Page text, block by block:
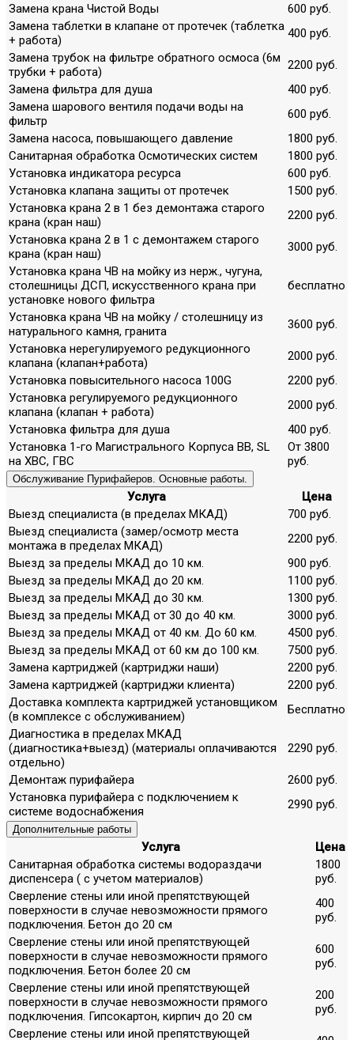
Замена крана Чистой Воды
600 руб.
Замена таблетки в клапане от протечек (таблетка
+ работа)
400 руб.
Замена трубок на фильтре обратного осмоса (6м
трубки + работа)
2200 руб.
Замена фильтра для душа
400 руб.
Замена шарового вентиля подачи воды на
фильтр
600 руб.
Замена насоса, повышающего давление
1800 руб.
Санитарная обработка Осмотических систем
1800 руб.
Установка индикатора ресурса
600 руб.
Установка клапана защиты от протечек
1500 руб.
Установка крана 2 в 1 без демонтажа старого
крана (кран наш)
2200 руб.
Установка крана 2 в 1 с демонтажем старого
крана (кран наш)
3000 руб.
Установка крана ЧВ на мойку из нерж., чугуна,
столешницы ДСП, искусственного крана при
установке нового фильтра
бесплатно
Установка крана ЧВ на мойку / столешницу из
натурального камня, гранита
3600 руб.
Установка нерегулируемого редукционного
клапана (клапан+работа)
2000 руб.
Установка повысительного насоса 100G
2200 руб.
Установка регулируемого редукционного
клапана (клапан + работа)
2000 руб.
Установка фильтра для душа
400 руб.
Установка 1-го Магистрального Корпуса ВВ, SL
на ХВС, ГВС
От 3800
руб.
Обслуживание Пурифайеров. Основные работы.
Услуга
Цена
Выезд специалиста (в пределах МКАД)
700 руб.
Выезд специалиста (замер/осмотр места
монтажа в пределах МКАД)
2200 руб.
Выезд за пределы МКАД до 10 км.
900 руб.
Выезд за пределы МКАД до 20 км.
1100 руб.
Выезд за пределы МКАД до 30 км.
1300 руб.
Выезд за пределы МКАД от 30 до 40 км.
3000 руб.
Выезд за пределы МКАД от 40 км. До 60 км.
4500 руб.
Выезд за пределы МКАД от 60 км до 100 км.
7500 руб.
Замена картриджей (картриджи наши)
2200 руб.
Замена картриджей (картриджи клиента)
2200 руб.
Доставка комплекта картриджей установщиком
(в комплексе с обслуживанием)
Бесплатно
Диагностика в пределах МКАД
(диагностика+выезд) (материалы оплачиваются
отдельно)
2290 руб.
Демонтаж пурифайера
2600 руб.
Установка пурифайера с подключением к
системе водоснабжения
2990 руб.
Дополнительные работы
Услуга
Цена
Санитарная обработка системы водораздачи
диспенсера ( с учетом материалов)
1800
руб.
Сверление стены или иной препятствующей
поверхности в случае невозможности прямого
подключения. Бетон до 20 см
400
руб.
Сверление стены или иной препятствующей
поверхности в случае невозможности прямого
подключения. Бетон более 20 см
600
руб.
Сверление стены или иной препятствующей
поверхности в случае невозможности прямого
подключения. Гипсокартон, кирпич до 20 см
200
руб.
Сверление стены или иной препятствующей